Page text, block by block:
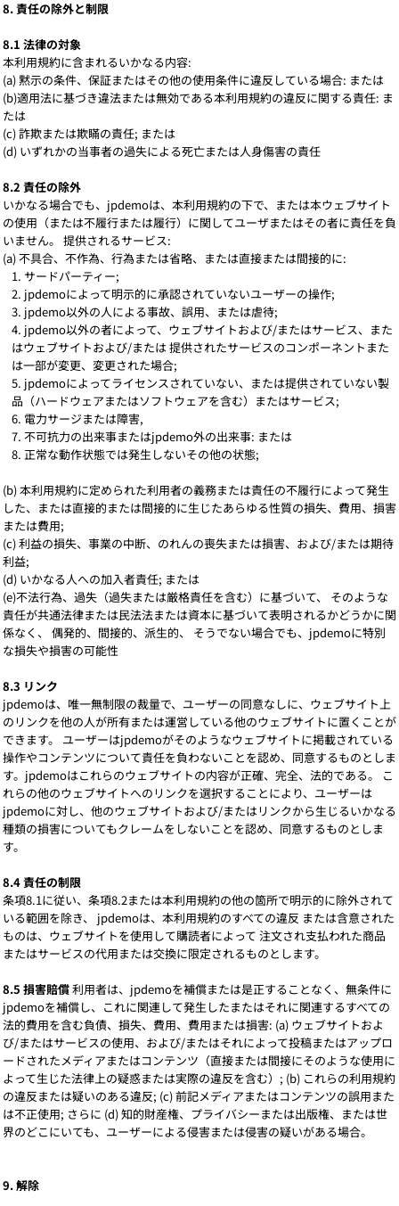
8. 責任の除外と制限
8.1 法律の対象
本利用規約に含まれるいかなる内容:
(a) 黙示の条件、保証またはその他の使用条件に違反している場合: または
(b)適用法に基づき違法または無効である本利用規約の違反に関する責任: ま
たは
(c) 詐欺または欺瞞の責任; または
(d) いずれかの当事者の過失による死亡または人身傷害の責任
8.2 責任の除外
いかなる場合でも、jpdemoは、本利用規約の下で、または本ウェブサイト
の使用（または不履行または履行）に関してユーザまたはその者に責任を負
いません。 提供されるサービス:
(a) 不具合、不作為、行為または省略、または直接または間接的に:
サードパーティー;
jpdemoによって明示的に承認されていないユーザーの操作;
jpdemo以外の人による事故、誤用、または虐待;
jpdemo以外の者によって、ウェブサイトおよび/またはサービス、また
はウェブサイトおよび/または 提供されたサービスのコンポーネントまた
は一部が変更、変更された場合;
jpdemoによってライセンスされていない、または提供されていない製
品（ハードウェアまたはソフトウェアを含む）またはサービス;
電力サージまたは障害,
不可抗力の出来事またはjpdemo外の出来事: または
正常な動作状態では発生しないその他の状態;
(b) 本利用規約に定められた利用者の義務または責任の不履行によって発生
した、または直接的または間接的に生じたあらゆる性質の損失、費用、損害
または費用;
(c) 利益の損失、事業の中断、のれんの喪失または損害、および/または期待
利益;
(d) いかなる人への加入者責任; または
(e)不法行為、過失（過失または厳格責任を含む）に基づいて、 そのような
責任が共通法律または民法法または資本に基づいて表明されるかどうかに関
係なく、 偶発的、間接的、派生的、 そうでない場合でも、jpdemoに特別
な損失や損害の可能性
8.3 リンク
jpdemoは、唯一無制限の裁量で、ユーザーの同意なしに、ウェブサイト上
のリンクを他の人が所有または運営している他のウェブサイトに置くことが
できます。 ユーザーはjpdemoがそのようなウェブサイトに掲載されている
操作やコンテンツについて責任を負わないことを認め、同意するものとしま
す。jpdemoはこれらのウェブサイトの内容が正確、完全、法的である。 こ
れらの他のウェブサイトへのリンクを選択することにより、ユーザーは
jpdemoに対し、他のウェブサイトおよび/またはリンクから生じるいかなる
種類の損害についてもクレームをしないことを認め、同意するものとしま
す。
8.4 責任の制限
条項8.1に従い、条項8.2または本利用規約の他の箇所で明示的に除外されて
いる範囲を除き、 jpdemoは、本利用規約のすべての違反 または含意された
ものは、ウェブサイトを使用して購読者によって 注文され支払われた商品
またはサービスの代用または交換に限定されるものとします。
8.5 損害賠償利用者は、jpdemoを補償または是正することなく、無条件に
jpdemoを補償し、これに関連して発生したまたはそれに関連するすべての
法的費用を含む負債、損失、費用、費用または損害: (a) ウェブサイトおよ
び/またはサービスの使用、および/またはそれによって投稿またはアップロ
ードされたメディアまたはコンテンツ（直接または間接にそのような使用に
よって生じた法律上の疑惑または実際の違反を含む）; (b) これらの利用規約
の違反または疑いのある違反; (c) 前記メディアまたはコンテンツの誤用また
は不正使用; さらに (d) 知的財産権、プライバシーまたは出版権、または世
界のどこにいても、ユーザーによる侵害または侵害の疑いがある場合。
9. 解除